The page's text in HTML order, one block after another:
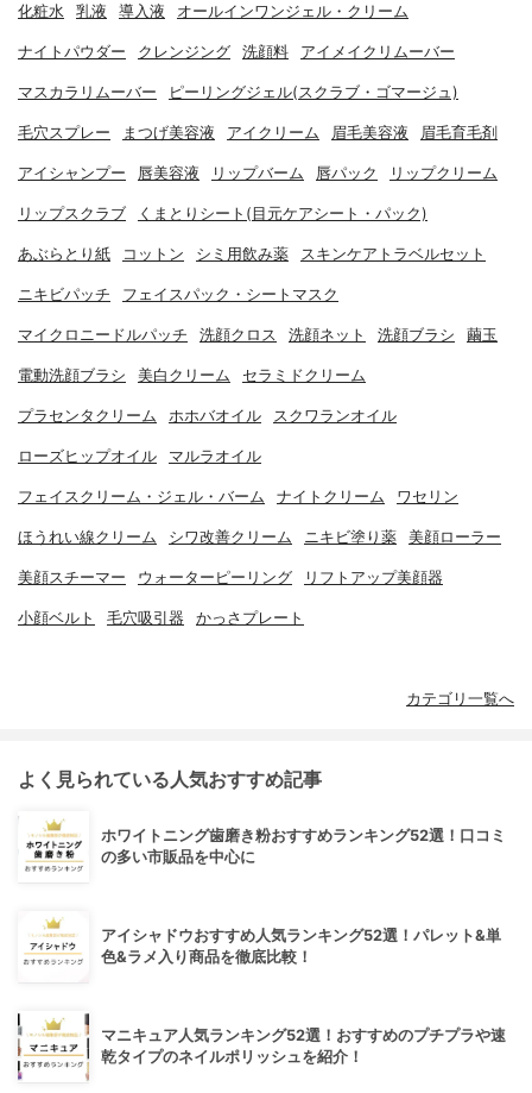
化粧水 乳液 導入液 オールインワンジェル・クリーム
ナイトパウダー クレンジング 洗顔料 アイメイクリムーバー
マスカラリムーバー ピーリングジェル(スクラブ・ゴマージュ)
毛穴スプレー まつげ美容液 アイクリーム 眉毛美容液 眉毛育毛剤
アイシャンプー 唇美容液 リップバーム 唇パック リップクリーム
リップスクラブ くまとりシート(目元ケアシート・パック)
あぶらとり紙 コットン シミ用飲み薬 スキンケアトラベルセット
ニキビパッチ フェイスパック・シートマスク
マイクロニードルパッチ 洗顔クロス 洗顔ネット 洗顔ブラシ 繭玉
電動洗顔ブラシ 美白クリーム セラミドクリーム
プラセンタクリーム ホホバオイル スクワランオイル
ローズヒップオイル マルラオイル
フェイスクリーム・ジェル・バーム ナイトクリーム ワセリン
ほうれい線クリーム シワ改善クリーム ニキビ塗り薬 美顔ローラー
美顔スチーマー ウォーターピーリング リフトアップ美顔器
小顔ベルト 毛穴吸引器 かっさプレート
カテゴリ一覧へ
よく見られている人気おすすめ記事
ホワイトニング歯磨き粉おすすめランキング52選！口コミ
の多い市販品を中心に
アイシャドウおすすめ人気ランキング52選！パレット&単
色&ラメ入り商品を徹底比較！
マニキュア人気ランキング52選！おすすめのプチプラや速
乾タイプのネイルポリッシュを紹介！